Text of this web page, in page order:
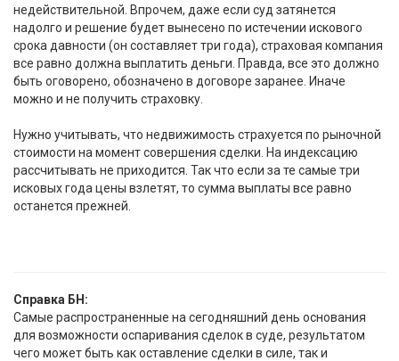
недействительной. Впрочем, даже если суд затянется
надолго и решение будет вынесено по истечении искового
срока давности (он составляет три года), страховая компания
все равно должна выплатить деньги. Правда, все это должно
быть оговорено, обозначено в договоре заранее. Иначе
можно и не получить страховку.
Нужно учитывать, что недвижимость страхуется по рыночной
стоимости на момент совершения сделки. На индексацию
рассчитывать не приходится. Так что если за те самые три
исковых года цены взлетят, то сумма выплаты все равно
останется прежней.
Справка БН:
Самые распространенные на сегодняшний день основания
для возможности оспаривания сделок в суде, результатом
чего может быть как оставление сделки в силе, так и